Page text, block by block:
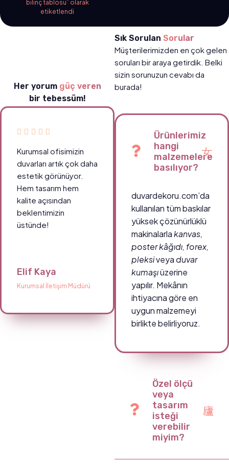
bilinç tablosu” olarak
etiketlendi
Her yorum güç veren
bir tebessüm!
Kurumsal ofisimizin
duvarları artık çok daha
estetik görünüyor.
Hem tasarım hem
kalite açısından
beklentimizin
üstünde!
Elif Kaya
Kurumsal İletişim Müdürü
Sık Sorulan Sorular
Müşterilerimizden en çok gelen
soruları bir araya getirdik. Belki
sizin sorunuzun cevabı da
burada!
Ürünlerimiz
hangi
malzemelere
basılıyor?
duvardekoru.com’da
kullanılan tüm baskılar
yüksek çözünürlüklü
makinalarlakanvas,
poster kâğıdı, forex,
pleksiveya duvar
kumaşıüzerine
yapılır. Mekânın
ihtiyacına göre en
uygun malzemeyi
birlikte belirliyoruz.
Özel ölçü
veya
tasarım
isteği
verebilir
miyim?